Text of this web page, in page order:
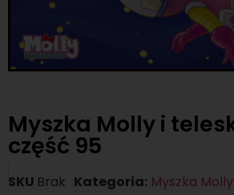
Myszka Molly i
część 95
SKU Brak Kategoria: Myszka